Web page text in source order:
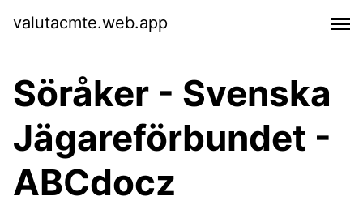
valutacmte.web.app
Söråker - Svenska
Jägareförbundet -
ABCdocz